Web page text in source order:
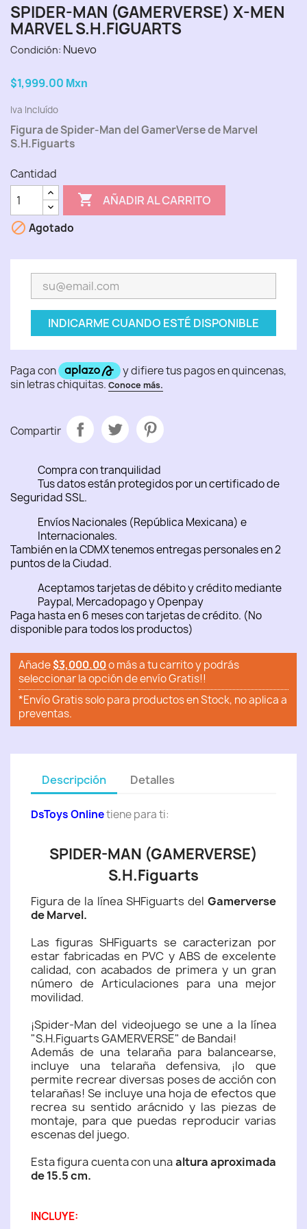
SPIDER-MAN (GAMERVERSE) X-MEN
MARVEL S.H.FIGUARTS
Condición: Nuevo
$1,999.00 Mxn
Iva Incluído
Figura de Spider-Man del GamerVerse de Marvel
S.H.Figuarts
Cantidad
 AÑADIR AL CARRITO
 Agotado
INDICARME CUANDO ESTÉ DISPONIBLE
Compartir
Compra con tranquilidad
Tus datos están protegidos por un certificado de
Seguridad SSL.
Envíos Nacionales (República Mexicana) e
Internacionales.
También en la CDMX tenemos entregas personales en 2
puntos de la Ciudad.
Aceptamos tarjetas de débito y crédito mediante
Paypal, Mercadopago y Openpay
Paga hasta en 6 meses con tarjetas de crédito. (No
disponible para todos los productos)
Añade$3,000.00o más a tu carrito y podrás
seleccionar la opción de envío Gratis!!
*Envío Gratis solo para productos en Stock, no aplica a
preventas.
Descripción Detalles
DsToys Onlinetiene para ti:
SPIDER-MAN (GAMERVERSE)
S.H.Figuarts
Figura de la línea SHFiguarts del Gamerverse
de Marvel.
Las figuras SHFiguarts se caracterizan por
estar fabricadas en PVC y ABS de excelente
calidad, con acabados de primera y un gran
número de Articulaciones para una mejor
movilidad.
¡Spider-Man del videojuego se une a la línea
"S.H.Figuarts GAMERVERSE" de Bandai!
Además de una telaraña para balancearse,
incluye una telaraña defensiva, ¡lo que
permite recrear diversas poses de acción con
telarañas! Se incluye una hoja de efectos que
recrea su sentido arácnido y las piezas de
montaje, para que puedas reproducir varias
escenas del juego.
Esta figura cuenta con unaaltura aproximada
de 15.5 cm.
INCLUYE: